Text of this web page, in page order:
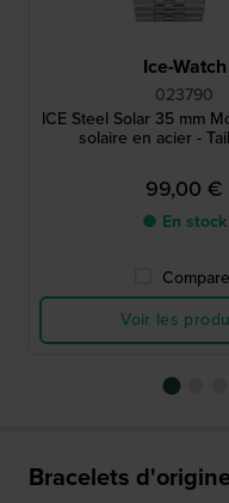
Ice-Watch
023790
ICE Steel Solar 35 mm
solaire en acier -
99,00 €
● En stock
Voir les
Bracelets